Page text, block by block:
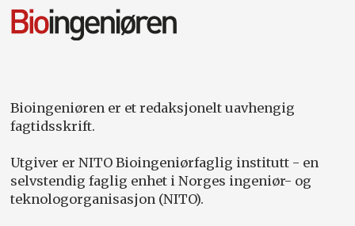
Bioingeniøren er et redaksjonelt uavhengig
fagtidsskrift.
Utgiver er NITO Bioingeniørfaglig institutt - en
selvstendig faglig enhet i Norges ingeniør- og
teknologorganisasjon (NITO).